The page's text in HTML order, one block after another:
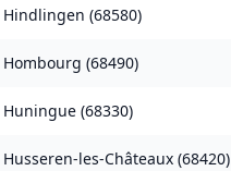
Hindlingen (68580)
Hombourg (68490)
Huningue (68330)
Husseren-les-Châteaux (68420)